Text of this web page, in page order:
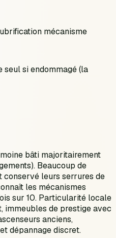
mécanisme
si endommagé (la
bâti majoritairement
Beaucoup de
leurs serrures de
les mécanismes
sur 10. Particularité locale
immeubles de prestige avec
anciens,
dépannage discret.